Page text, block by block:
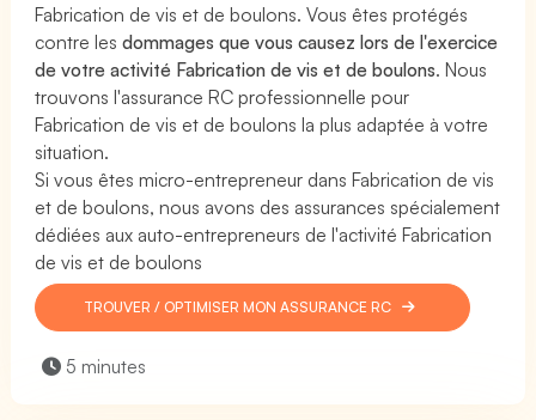
Fabrication de vis et de boulons. Vous êtes protégés
contre lesdommages que vous causez lors de l'exercice
de votre activité Fabrication de vis et de boulons. Nous
trouvons l'assurance RC professionnelle pour
Fabrication de vis et de boulons la plus adaptée à votre
situation.
Si vous êtes micro-entrepreneur dans Fabrication de vis
et de boulons, nous avons des assurances spécialement
dédiées aux auto-entrepreneurs de l'activité Fabrication
de vis et de boulons
TROUVER / OPTIMISER MON ASSURANCE RC
5 minutes